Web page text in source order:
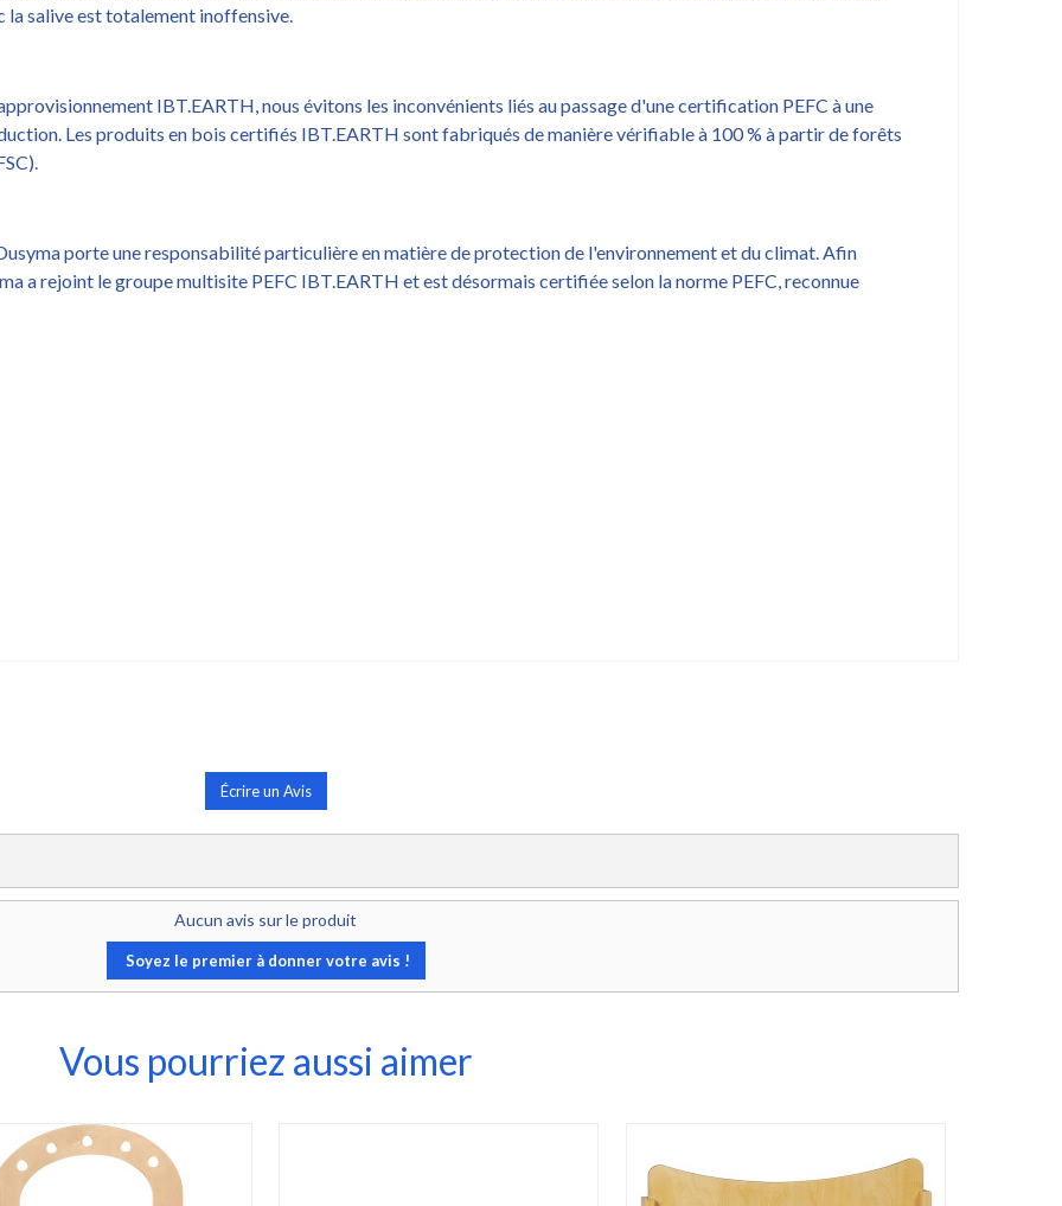
la salive est totalement inoffensive.
IBT.EARTH, nous évitons les inconvénients liés au passage d'une certification PEFC à une
Les produits en bois certifiés IBT.EARTH sont fabriqués de manière vérifiable à 100 % à partir de forêts
porte une responsabilité particulière en matière de protection de l'environnement et du climat. Afin
a rejoint le groupe multisite PEFC IBT.EARTH et est désormais certifiée selon la norme PEFC, reconnue
Écrire un Avis
Aucun avis sur le produit
Soyez le premier à donner votre avis !
Vous pourriez aussi aimer